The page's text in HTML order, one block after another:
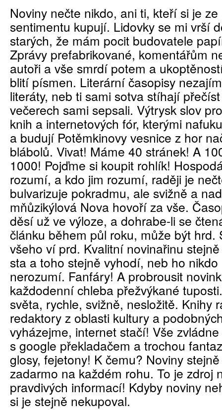
Noviny nečte nikdo, ani ti, kteří si je
sentimentu kupují. Lidovky se mi vrší
starých, že mám pocit budovatele
Zprávy prefabrikované, komentářům
autoři a vše smrdí potem a
blití písmen. Literární časopisy
literáty, neb ti sami sotva stíhají
večerech sami sepsali. Výtrysk slov
knih a internetových fór, kterými
a budují Potěmkinovy vesnice z hor
blábolů. Vivat! Máme 40 stránek! A
1000! Pojďme si koupit rohlík!
rozumí, a kdo jim rozumí, raději je
bulvarizuje pokradmu, ale svižně a
mňůzikýlová Nova hovoří za vše.
děsí už ve výloze, a dohrabe-li se
článku během půl roku, může být hrd.
všeho ví prd. Kvalitní novinařinu
sta a toho stejně vyhodí, neb ho
nerozumí. Fanfáry! A probrousit
každodenní chleba přežvýkané
světa, rychle, svižně, nesložitě. Knihy
redaktory z oblasti kultury a
vyházejme, internet stačí! Vše
s google překladačem a trochou
glosy, fejetony! K čemu? Noviny
zadarmo na každém rohu. To je zdroj
pravdivých informací! Kdyby noviny
si je stejně nekupoval.